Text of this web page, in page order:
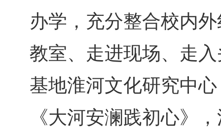
办学，充分整合校内
教室、走进现场、走
基地淮河文化研究中
《大河安澜践初心》